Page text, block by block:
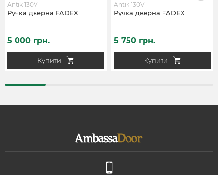
Ручка дверна FADEX
Antik 130V
Купити
5 000 грн.
Ручка дверна FADEX
Antik 130V
Купити
5 750 грн.